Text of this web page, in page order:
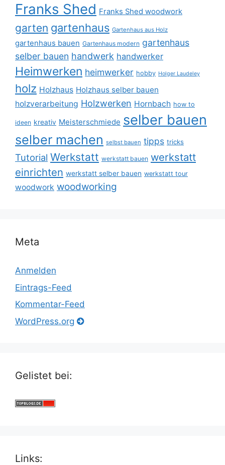
Franks Shed Franks Shed woodwork
garten gartenhaus Gartenhaus aus Holz
gartenhaus bauen Gartenhaus modern gartenhaus
selber bauen handwerk handwerker
Heimwerken heimwerker hobby Holger Laudeley
holz Holzhaus Holzhaus selber bauen
holzverarbeitung Holzwerken Hornbach how to
ideen kreativ Meisterschmiede selber bauen
selber machen selbst bauen tipps tricks
Tutorial Werkstatt werkstatt bauen werkstatt
einrichten werkstatt selber bauen werkstatt tour
woodwork woodworking
Meta
Anmelden
Eintrags-Feed
Kommentar-Feed
WordPress.org
Gelistet bei:
Links: